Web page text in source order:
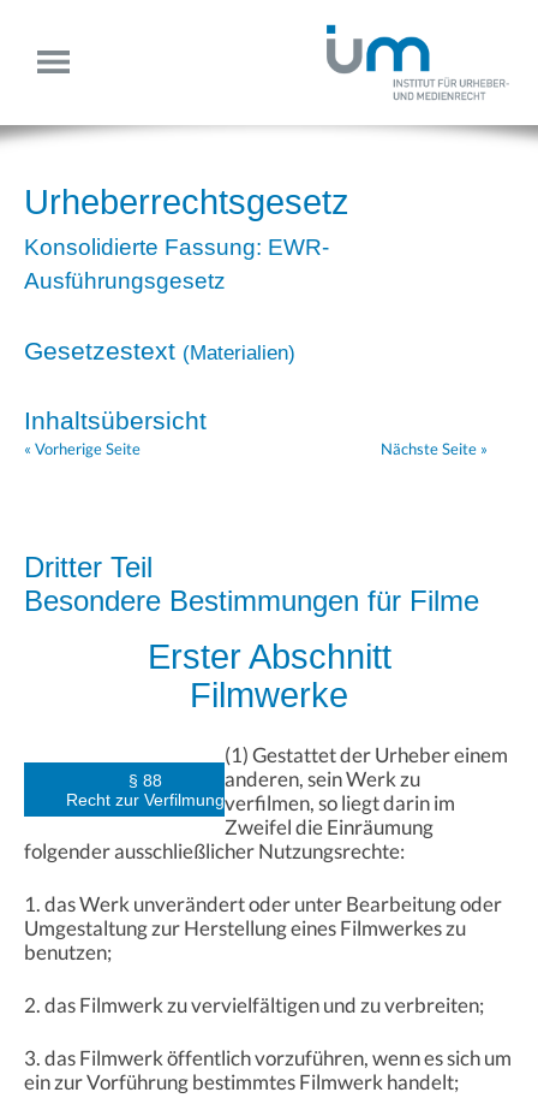
Urheberrechtsgesetz
Konsolidierte Fassung: EWR-
Ausführungsgesetz
Gesetzestext (Materialien)
Inhaltsübersicht
« Vorherige Seite Nächste Seite »
Dritter Teil
Besondere Bestimmungen für Filme
Erster Abschnitt
Filmwerke
§ 88
Recht zur Verfilmung
(1) Gestattet der Urheber einem
anderen, sein Werk zu
verfilmen, so liegt darin im
Zweifel die Einräumung
folgender ausschließlicher Nutzungsrechte:
1. das Werk unverändert oder unter Bearbeitung oder
Umgestaltung zur Herstellung eines Filmwerkes zu
benutzen;
2. das Filmwerk zu vervielfältigen und zu verbreiten;
3. das Filmwerk öffentlich vorzuführen, wenn es sich um
ein zur Vorführung bestimmtes Filmwerk handelt;